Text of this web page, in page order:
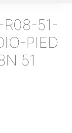
51-
PIED
51